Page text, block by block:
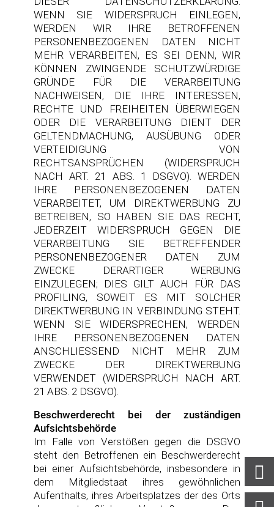
WENN SIE WIDERSPRUCH EINLEGEN,
WERDEN WIR IHRE BETROFFENEN
PERSONENBEZOGENEN DATEN NICHT
MEHR VERARBEITEN, ES SEI DENN, WIR
KÖNNEN ZWINGENDE SCHUTZWÜRDIGE
GRÜNDE FÜR DIE VERARBEITUNG
NACHWEISEN, DIE IHRE INTERESSEN,
RECHTE UND FREIHEITEN ÜBERWIEGEN
ODER DIE VERARBEITUNG DIENT DER
GELTENDMACHUNG, AUSÜBUNG ODER
VERTEIDIGUNG VON
RECHTSANSPRÜCHEN (WIDERSPRUCH
NACH ART. 21 ABS. 1 DSGVO). WERDEN
IHRE PERSONENBEZOGENEN DATEN
VERARBEITET, UM DIREKTWERBUNG ZU
BETREIBEN, SO HABEN SIE DAS RECHT,
JEDERZEIT WIDERSPRUCH GEGEN DIE
VERARBEITUNG SIE BETREFFENDER
PERSONENBEZOGENER DATEN ZUM
ZWECKE DERARTIGER WERBUNG
EINZULEGEN; DIES GILT AUCH FÜR DAS
PROFILING, SOWEIT ES MIT SOLCHER
DIREKTWERBUNG IN VERBINDUNG STEHT.
WENN SIE WIDERSPRECHEN, WERDEN
IHRE PERSONENBEZOGENEN DATEN
ANSCHLIESSEND NICHT MEHR ZUM
ZWECKE DER DIREKTWERBUNG
VERWENDET (WIDERSPRUCH NACH ART.
21 ABS. 2 DSGVO).
Beschwerderecht bei der zuständigen
Aufsichtsbehörde
Im Falle von Verstößen gegen die DSGVO
steht den Betroffenen ein Beschwerderecht
bei einer Aufsichtsbehörde, insbesondere in
dem Mitgliedstaat ihres gewöhnlichen
Aufenthalts, ihres Arbeitsplatzes der des Orts